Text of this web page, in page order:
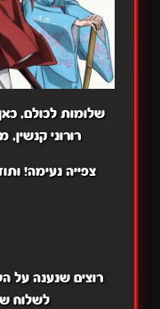
שלומות לכולם,
רורוני
צפייה נעימה!
רוצים שנענה על
לשלוח